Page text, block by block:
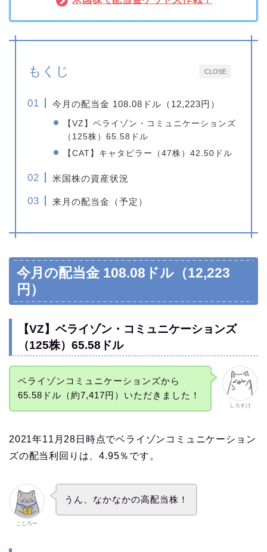
CLOSE
もくじ
今月の配当金 108.08ドル（12,223円）
【VZ】ベライゾン・コミュニケーションズ
（125株）65.58ドル
【CAT】キャタピラー（47株）42.50ドル
米国株の資産状況
来月の配当金（予定）
今月の配当金 108.08ドル（12,223
円）
【VZ】ベライゾン・コミュニケーションズ
（125株）65.58ドル
しろすけ
ベライゾンコミュニケーションズから
65.58ドル（約7,417円）いただきました！
2021年11月28日時点でベライゾンコミュニケーション
ズの配当利回りは、4.95％です。
こじろー
うん、なかなかの高配当株！